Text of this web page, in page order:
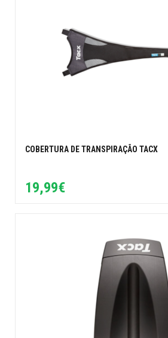
COBERTURA DE TRANSPIRAÇÃO TACX
19,99€